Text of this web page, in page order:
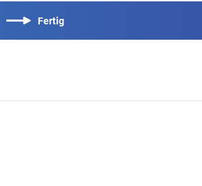
Fertig